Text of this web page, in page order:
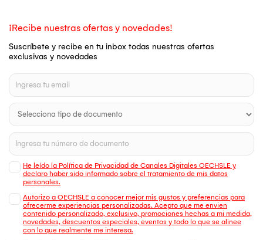
¡Recibe nuestras ofertas y novedades!
Suscríbete y recibe en tu inbox todas nuestras ofertas
exclusivas y novedades
He leído la Política de Privacidad de Canales Digitales OECHSLE y
declaro haber sido informado sobre el tratamiento de mis datos
personales.
Autorizo a OECHSLE a conocer mejor mis gustos y preferencias para
ofrecerme experiencias personalizadas. Acepto que me envien
contenido personalizado, exclusivo, promociones hechas a mi medida,
novedades, descuentos especiales, eventos y todo lo que se alinee
con lo que realmente me interesa.